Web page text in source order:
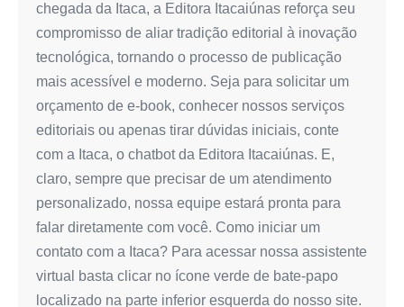
chegada da Itaca, a Editora Itacaiúnas reforça seu
compromisso de aliar tradição editorial à inovação
tecnológica, tornando o processo de publicação
mais acessível e moderno. Seja para solicitar um
orçamento de e-book, conhecer nossos serviços
editoriais ou apenas tirar dúvidas iniciais, conte
com a Itaca, o chatbot da Editora Itacaiúnas. E,
claro, sempre que precisar de um atendimento
personalizado, nossa equipe estará pronta para
falar diretamente com você. Como iniciar um
contato com a Itaca? Para acessar nossa assistente
virtual basta clicar no ícone verde de bate-papo
localizado na parte inferior esquerda do nosso site.